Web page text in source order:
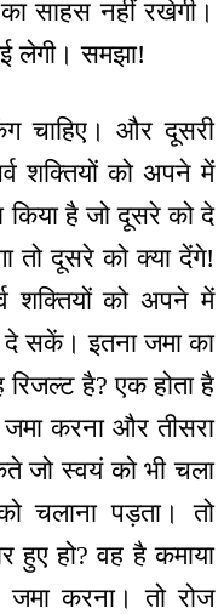
साहस नहीं रखेगी।
लेगी। समझा!
चाहिए। और दूसरी
शक्तियों को अपने में
किया है जो दूसरे को दे
तो दूसरे को क्या देंगे!
शक्तियों को अपने में
दे सकें। इतना जमा का
रिजल्ट है? एक होता है
करना और तीसरा
जो स्वयं को भी चला
पड़ता। तो
हुए हो? वह है कमाया
करना। तो रोज